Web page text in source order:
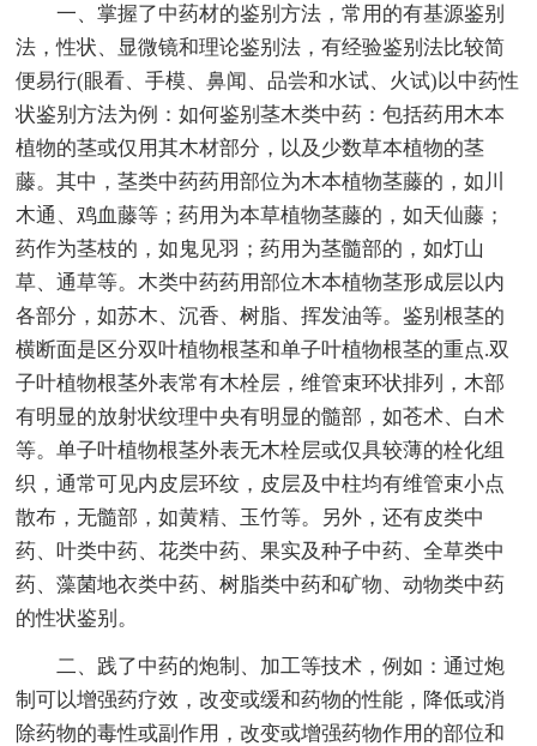
一、掌握了中药材的鉴别方法，常用的有基源鉴别
法，性状、显微镜和理论鉴别法，有经验鉴别法比较简
便易行(眼看、手模、鼻闻、品尝和水试、火试)以中药性
状鉴别方法为例：如何鉴别茎木类中药：包括药用木本
植物的茎或仅用其木材部分，以及少数草本植物的茎
藤。其中，茎类中药药用部位为木本植物茎藤的，如川
木通、鸡血藤等；药用为本草植物茎藤的，如天仙藤；
药作为茎枝的，如鬼见羽；药用为茎髓部的，如灯山
草、通草等。木类中药药用部位木本植物茎形成层以内
各部分，如苏木、沉香、树脂、挥发油等。鉴别根茎的
横断面是区分双叶植物根茎和单子叶植物根茎的重点.双
子叶植物根茎外表常有木栓层，维管束环状排列，木部
有明显的放射状纹理中央有明显的髓部，如苍术、白术
等。单子叶植物根茎外表无木栓层或仅具较薄的栓化组
织，通常可见内皮层环纹，皮层及中柱均有维管束小点
散布，无髓部，如黄精、玉竹等。另外，还有皮类中
药、叶类中药、花类中药、果实及种子中药、全草类中
药、藻菌地衣类中药、树脂类中药和矿物、动物类中药
的性状鉴别。
二、践了中药的炮制、加工等技术，例如：通过炮
制可以增强药疗效，改变或缓和药物的性能，降低或消
除药物的毒性或副作用，改变或增强药物作用的部位和